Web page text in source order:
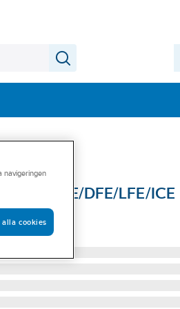
STE/DFE/LFE/ICE
navigeringen
alla cookies